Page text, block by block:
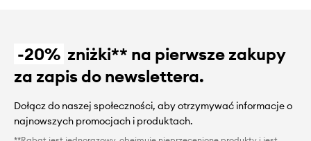
-20% zniżki** na pierwsze zakupy
za zapis do newslettera.
Dołącz do naszej społeczności, aby otrzymywać informacje o
najnowszych promocjach i produktach.